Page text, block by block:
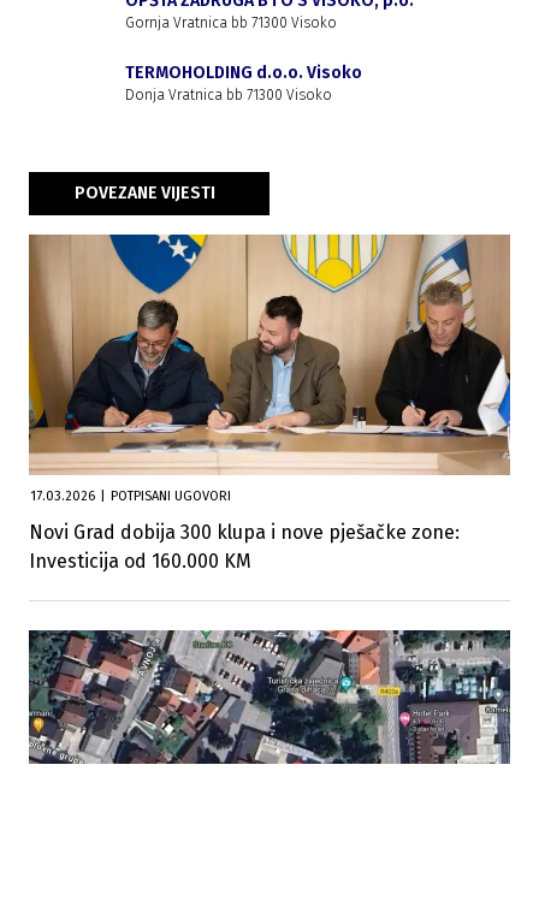
Gornja Vratnica bb 71300 Visoko
TERMOHOLDING d.o.o. Visoko
Donja Vratnica bb 71300 Visoko
POVEZANE VIJESTI
17.03.2026 POTPISANI UGOVORI
Novi Grad dobija 300 klupa i nove pješačke zone:
Investicija od 160.000 KM